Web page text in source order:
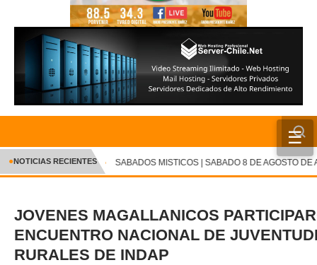
☰
INICIO
CRÓNICA
DEPORTES
ENTRETENIMIENTO Y CULTURA
✕
●NOTICIAS RECIENTES SABADOS MISTICOS | SABADO 8 DE AGOSTO DE
JOVENES MAGALLANICOS
ENCUENTRO NACIONAL DE
RURALES DE INDAP